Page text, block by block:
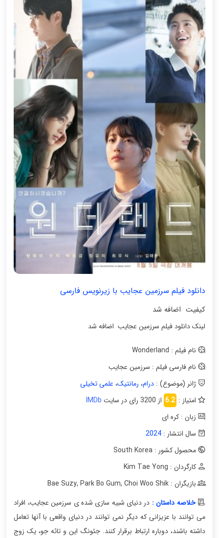
دانلود فیلم سرزمین عجایب با زیرنویس فارسی
کیفیت اضافه شد
لینک دانلود فیلم سرزمین عجایب اضافه شد
نام فیلم : Wonderland
نام فارسی فیلم : سرزمین عجایب
ژانر (موضوع) :درام، رمانتیک، علمی تخیلی
امتیاز : 6.2 از 3200 رای در سایت
IMDb
زبان : کره ای
سال انتشار :2024
محصول کشور : South Korea
کارگردان : Kim Tae Yong
بازیگران : Bae Suzy
, Park Bo Gum, Choi Woo Shik
خلاصه داستان : در دنیای شبیه سازی شده ی سرزمین عجایب، افراد
می توانند با عزیزانی که دیگر نمی توانند در دنیای واقعی با آنها تعامل
داشته باشند، دوباره ارتباط برقرار کنند. جئونگ این و تائه جو، یک زوج